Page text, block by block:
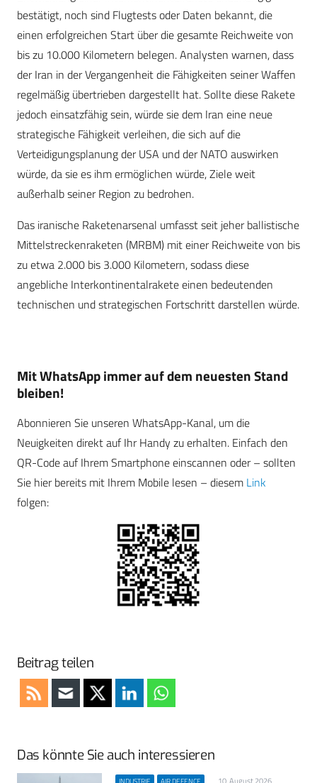
bestätigt, noch sind Flugtests oder Daten bekannt, die
einen erfolgreichen Start über die gesamte Reichweite von
bis zu 10.000 Kilometern belegen. Analysten warnen, dass
der Iran in der Vergangenheit die Fähigkeiten seiner Waffen
regelmäßig übertrieben dargestellt hat. Sollte diese Rakete
jedoch einsatzfähig sein, würde sie dem Iran eine neue
strategische Fähigkeit verleihen, die sich auf die
Verteidigungsplanung der USA und der NATO auswirken
würde, da sie es ihm ermöglichen würde, Ziele weit
außerhalb seiner Region zu bedrohen.
Das iranische Raketenarsenal umfasst seit jeher ballistische
Mittelstreckenraketen (MRBM) mit einer Reichweite von bis
zu etwa 2.000 bis 3.000 Kilometern, sodass diese
angebliche Interkontinentalrakete einen bedeutenden
technischen und strategischen Fortschritt darstellen würde.
Mit WhatsApp immer auf dem neuesten Stand
bleiben!
Abonnieren Sie unseren WhatsApp-Kanal, um die
Neuigkeiten direkt auf Ihr Handy zu erhalten. Einfach den
QR-Code auf Ihrem Smartphone einscannen oder – sollten
Sie hier bereits mit Ihrem Mobile lesen – diesem Link
folgen:
Beitrag teilen
Das könnte Sie auch interessieren